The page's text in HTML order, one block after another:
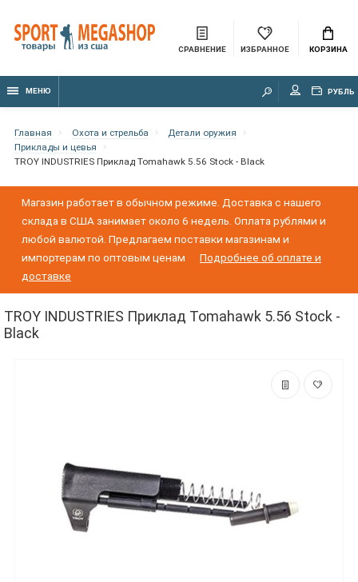
СРАВНЕНИЕ ИЗБРАННОЕ КОРЗИНА
МЕНЮ РУБЛЬ
Главная Охота и стрельба
Детали оружия
Приклады и цевья
TROY INDUSTRIES Приклад Tomahawk 5.56 Stock - Black
Магазин работает в обычном режиме. Доставка с нашего
склада в США занимает около 6 недель. Оплата рублями и
любой валютой. Предлагаем поставки магазинам и
импортерам по оптовым ценам
Подробнее об оплате и
доставке
TROY INDUSTRIES Приклад Tomahawk 5.56 Stock -
Black